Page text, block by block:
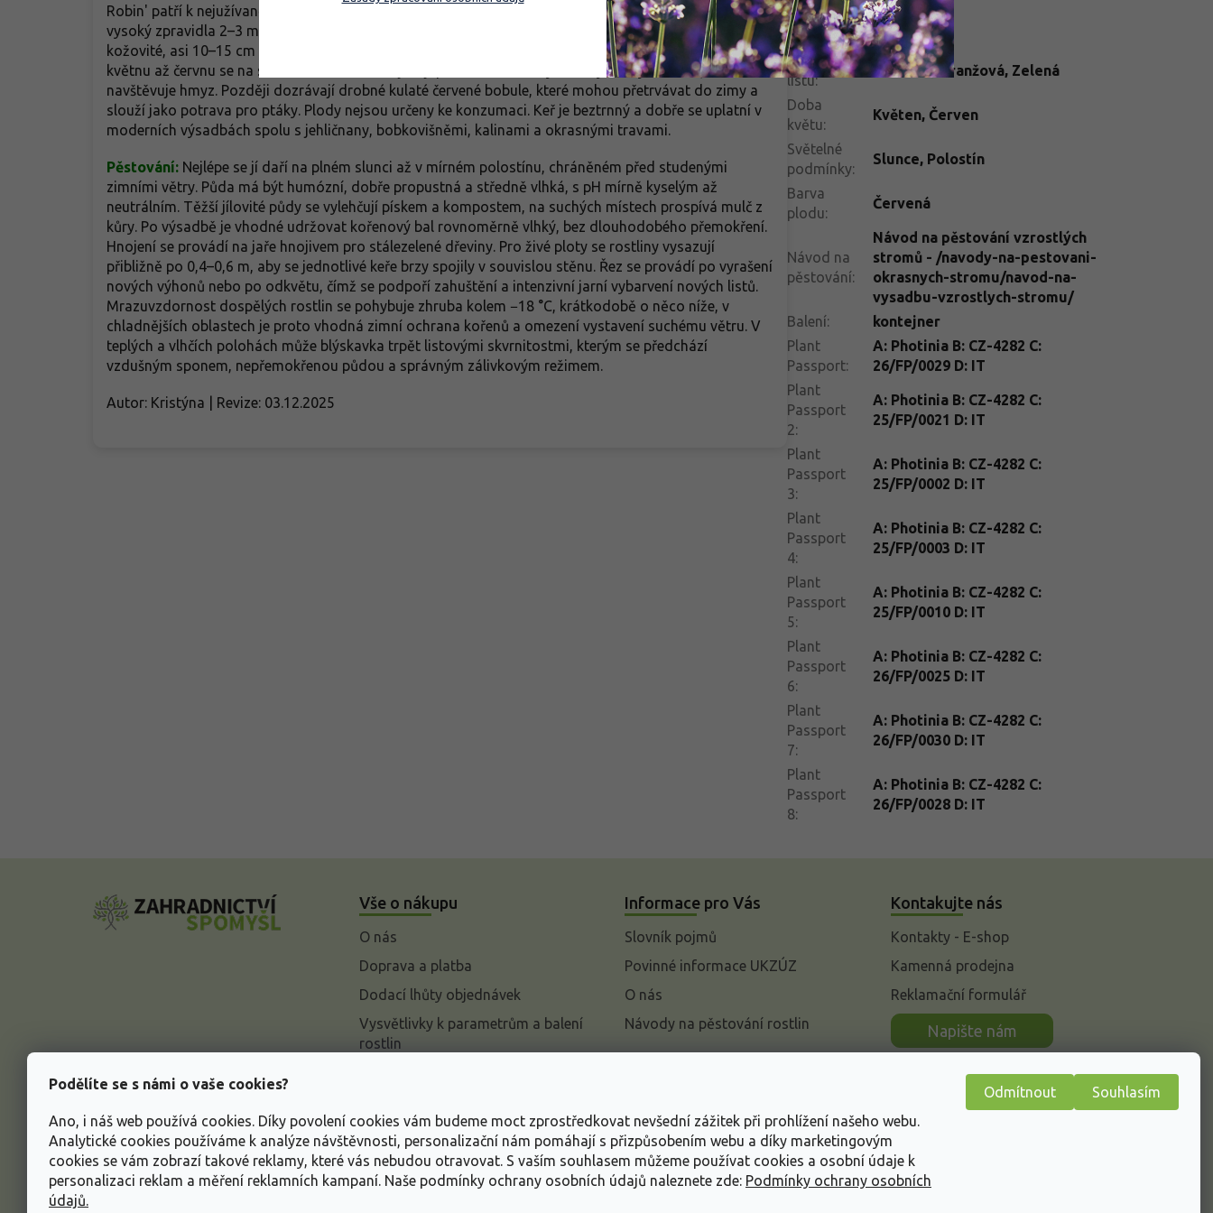
Podělíte se s námi o vaše cookies?
Ano, i náš web používá cookies. Díky povolení cookies vám budeme moct zprostředkovat nevšední zážitek při prohlížení našeho webu.
Analytické cookies používáme k analýze návštěvnosti, personalizační nám pomáhají s přizpůsobením webu a díky marketingovým
cookies se vám zobrazí takové reklamy, které vás nebudou otravovat. S vaším souhlasem můžeme používat cookies a osobní údaje k
personalizaci reklam a měření reklamních kampaní. Naše podmínky ochrany osobních údajů naleznete zde: Podmínky ochrany osobních
údajů.
Odmítnout Souhlasím
Robin' patří k nejužívanějším kultivarům a v zahradách střední Evropy vytváří hustý keř či menší strom
vysoký zpravidla 2–3 m se šířkou 1,5–2,5 m, v ideálních podmínkách i více. Listy jsou eliptické,
kožovité, asi 10–15 cm dlouhé, na jaře výrazně červené až bronzové a později tmavě zelené, lesklé. V
květnu až červnu se na starších rostlinách objevují ploché chocholíky drobných bílých květů, které
navštěvuje hmyz. Později dozrávají drobné kulaté červené bobule, které mohou přetrvávat do zimy a
slouží jako potrava pro ptáky. Plody nejsou určeny ke konzumaci. Keř je beztrnný a dobře se uplatní v
moderních výsadbách spolu s jehličnany, bobkovišněmi, kalinami a okrasnými travami.
Pěstování: Nejlépe se jí daří na plném slunci až v mírném polostínu, chráněném před studenými
zimními větry. Půda má být humózní, dobře propustná a středně vlhká, s pH mírně kyselým až
neutrálním. Těžší jílovité půdy se vylehčují pískem a kompostem, na suchých místech prospívá mulč z
kůry. Po výsadbě je vhodné udržovat kořenový bal rovnoměrně vlhký, bez dlouhodobého přemokření.
Hnojení se provádí na jaře hnojivem pro stálezelené dřeviny. Pro živé ploty se rostliny vysazují
přibližně po 0,4–0,6 m, aby se jednotlivé keře brzy spojily v souvislou stěnu. Řez se provádí po vyrašení
nových výhonů nebo po odkvětu, čímž se podpoří zahuštění a intenzivní jarní vybarvení nových listů.
Mrazuvzdornost dospělých rostlin se pohybuje zhruba kolem −18 °C, krátkodobě o něco níže, v
chladnějších oblastech je proto vhodná zimní ochrana kořenů a omezení vystavení suchému větru. V
teplých a vlhčích polohách může blýskavka trpět listovými skvrnitostmi, kterým se předchází
vzdušným sponem, nepřemokřenou půdou a správným zálivkovým režimem.
Autor: Kristýna | Revize: 03.12.2025
Barva
květu :
Bílá
Barva
listu:
Červená,Oranžová, Zelená
Doba
květu:
Květen, Červen
Světelné
podmínky:
Slunce, Polostín
Barva
plodu:
Červená
Návod na
pěstování:
Návod na pěstování vzrostlých
stromů - /navody-na-pestovani-
okrasnych-stromu/navod-na-
vysadbu-vzrostlych-stromu/
Balení:
kontejner
Plant
Passport:
A: Photinia B: CZ-4282 C:
26/FP/0029 D: IT
Plant
Passport
2:
A: Photinia B: CZ-4282 C:
25/FP/0021 D: IT
Plant
Passport
3:
A: Photinia B: CZ-4282 C:
25/FP/0002 D: IT
Plant
Passport
4:
A: Photinia B: CZ-4282 C:
25/FP/0003 D: IT
Plant
Passport
5:
A: Photinia B: CZ-4282 C:
25/FP/0010 D: IT
Plant
Passport
6:
A: Photinia B: CZ-4282 C:
26/FP/0025 D: IT
Plant
Passport
7:
A: Photinia B: CZ-4282 C:
26/FP/0030 D: IT
Plant
Passport
8:
A: Photinia B: CZ-4282 C:
26/FP/0028 D: IT
Vše o nákupu
O nás
Doprava a platba
Dodací lhůty objednávek
Vysvětlivky k parametrům a balení
rostlin
Informace o ochraně osobních
údajů
Obchodní podmínky
Informace pro Vás
Slovník pojmů
Povinné informace UKZÚZ
O nás
Návody na pěstování rostlin
Kontakujte nás
Kontakty - E-shop
Kamenná prodejna
Reklamační formulář
Napište nám